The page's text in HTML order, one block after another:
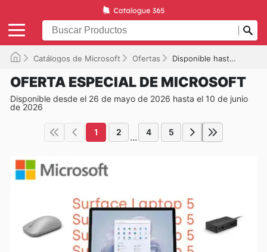
Catálogos de Microsoft Ofertas Disponible hasta el 10/06/2026
OFERTA ESPECIAL DE MICROSOFT
Disponible desde el 26 de mayo de 2026 hasta el 10 de junio
de 2026
1 2 ... 4 5